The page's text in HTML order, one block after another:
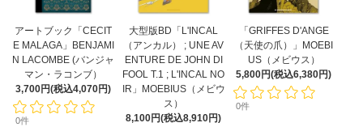
アートブック「CECIT
E MALAGA」BENJAMI
N LACOMBE (バンジャ
マン・ラコンブ）
3,700円(税込4,070円)
0件
大型版BD「L'INCAL
（アンカル） ; UNE AV
ENTURE DE JOHN DI
FOOL T.1 ; L'INCAL NO
IR」MOEBIUS（メビウ
ス）
8,100円(税込8,910円)
「GRIFFES D'ANGE
（天使の爪）」MOEBI
US（メビウス）
5,800円(税込6,380円)
0件